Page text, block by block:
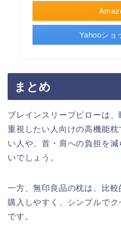
Yahooショ
まとめ
ブレインスリープピローは
重視したい人向けの高機能
い人や、首・肩への負担を
いでしょう。
一方、無印良品の枕は、比
購入しやすく、シンプルで
です。